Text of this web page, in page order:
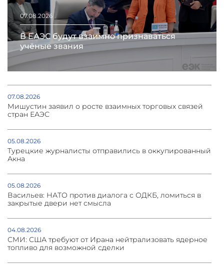
07.08.2026
В ЕАЭС будут взаимно признаваться
учёные звания
07.08.2026
Мишустин заявил о росте взаимных торговых связей
стран ЕАЭС
05.08.2026
Турецкие журналисты отправились в оккупированный
Акна
05.08.2026
Васильев: НАТО против диалога с ОДКБ, ломиться в
закрытые двери нет смысла
04.08.2026
СМИ: США требуют от Ирана нейтрализовать ядерное
топливо для возможной сделки